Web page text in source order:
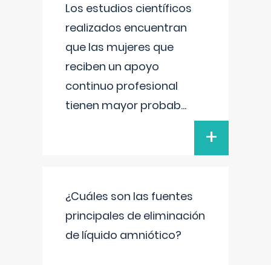
Los estudios científicos
realizados encuentran
que las mujeres que
reciben un apoyo
continuo profesional
tienen mayor probab...
+
¿Cuáles son las fuentes
principales de eliminación
de líquido amniótico?